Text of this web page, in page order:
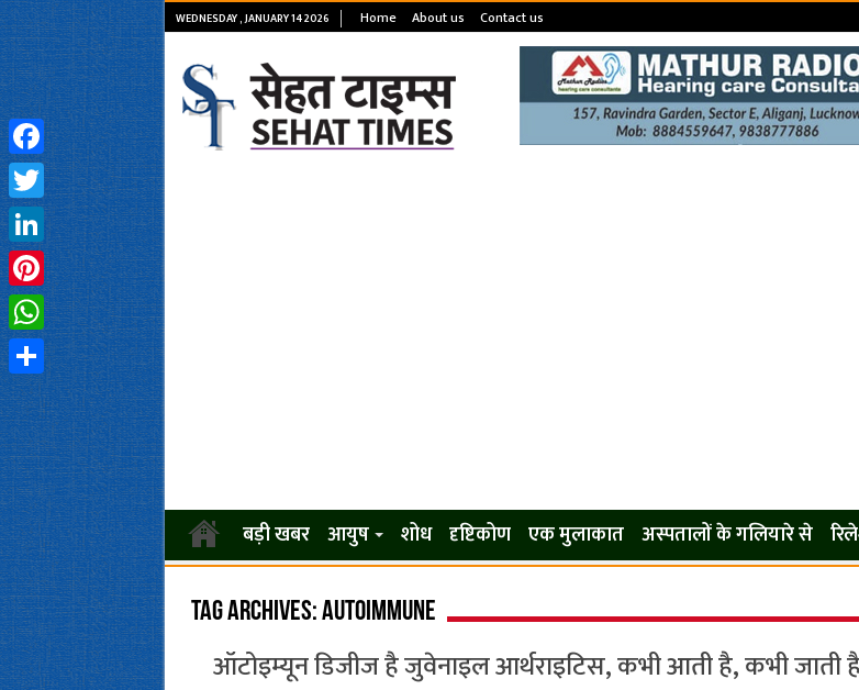
WEDNESDAY , JANUARY 14 2026 Home About us Contact us
बड़ी खबर आयुष शोध दृष्टिकोण एक मुलाकात अस्पतालों के गलियारे से
Tag Archives:Autoimmune
ऑटोइम्यून डिजीज है जुवेनाइल आर्थराइटिस, कभी आती है, कभी जाती
Facebook
Twitter
LinkedIn
Pinterest
WhatsApp
Share